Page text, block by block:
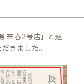
来春2号店」と題
きました。